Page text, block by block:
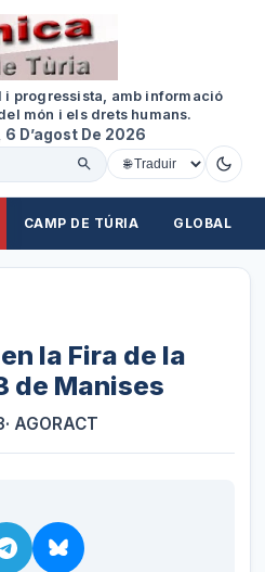
i progressista, amb informació
món i els drets humans.
6 D’agost De 2026
CAMP DE TÚRIA GLOBAL
la Fira de la
de Manises
· AGORACT